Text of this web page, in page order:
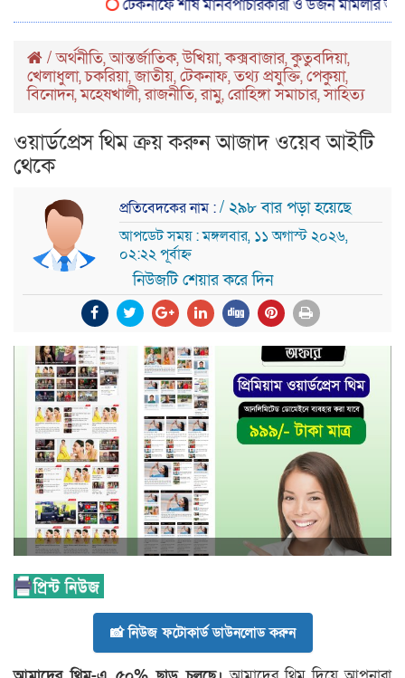
টেকনাফে শীর্ষ মানবপাচারকারী ও ডজন মামলার আসামি
/অর্থনীতি,আন্তর্জাতিক,উখিয়া,কক্সবাজার,কুতুবদিয়া,
খেলাধুলা,চকরিয়া,জাতীয়,টেকনাফ,তথ্য প্রযুক্তি,পেকুয়া,
বিনোদন,মহেষখালী,রাজনীতি,রামু,রোহিঙ্গা সমাচার,সাহিত্য
ওয়ার্ডপ্রেস থিম ক্রয় করুন আজাদ ওয়েব আইটি
থেকে
প্রতিবেদকের নাম :/ ২৯৮ বার পড়া হয়েছে
আপডেট সময় : মঙ্গলবার, ১১ অগাস্ট ২০২৬,
০২:২২ পূর্বাহ্ন
নিউজটি শেয়ার করে দিন
📸 নিউজ ফটোকার্ড ডাউনলোড করুন